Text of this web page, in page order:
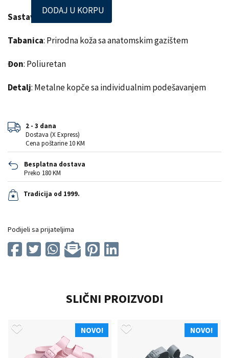
DODAJ U KORPU
Sastav lica: Prirodna koža
Tabanica: Prirodna koža sa anatomskim gazištem
Đon: Poliuretan
Detalj: Metalne kopče sa individualnim podešavanjem
2 - 3 dana
Dostava (X Express)
Cena poštarine 10 KM
Besplatna dostava
Preko 180 KM
Tradicija od 1999.
Podijeli sa prijateljima
SLIČNI PROIZVODI
NOVO! NOVO!